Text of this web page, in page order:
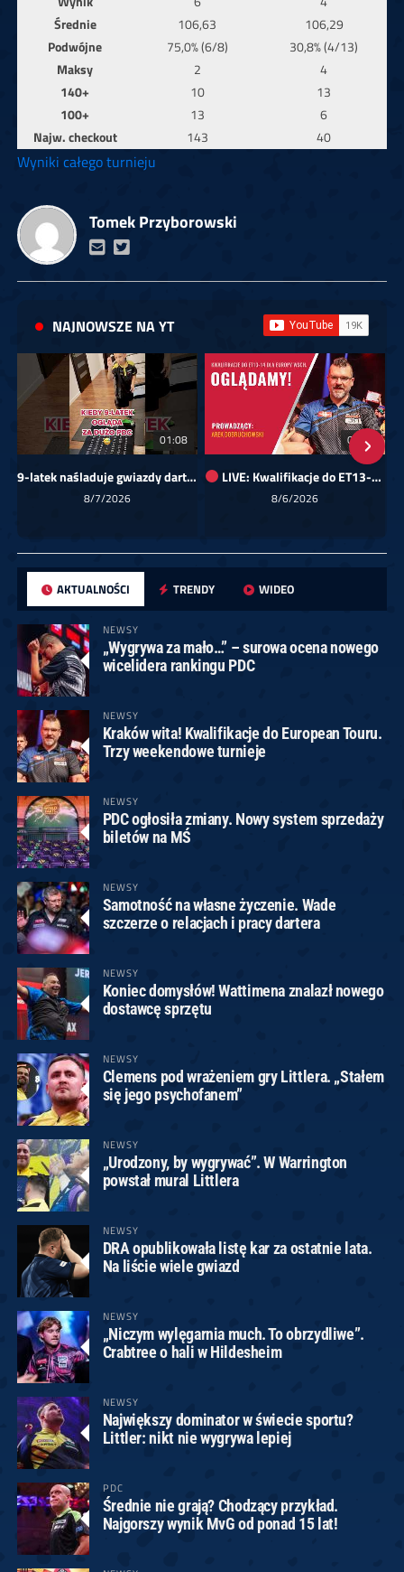
Średnie
106,63
106,29
Podwójne
75,0% (6/8)
30,8% (4/13)
Maksy
2
4
140+
10
13
100+
13
6
Najw. checkout
143 40
Wyniki całego turnieju
Tomek Przyborowski
NAJNOWSZE NA YT
01:08
9-latek naśladuje gwiazdy darta!
8/7/2026
00:00
LIVE: Kwalifikacje do ET13-14 dla Europy Wschodniej
8/6/2026
AKTUALNOŚCI TRENDY WIDEO
NEWSY
„Wygrywa za mało…” – surowa ocena nowego
wicelidera rankingu PDC
NEWSY
Kraków wita! Kwalifikacje do European Touru.
Trzy weekendowe turnieje
NEWSY
PDC ogłosiła zmiany. Nowy system sprzedaży
biletów na MŚ
NEWSY
Samotność na własne życzenie. Wade
szczerze o relacjach i pracy dartera
NEWSY
Koniec domysłów! Wattimena znalazł nowego
dostawcę sprzętu
NEWSY
Clemens pod wrażeniem gry Littlera. „Stałem
się jego psychofanem”
NEWSY
„Urodzony, by wygrywać”. W Warrington
powstał mural Littlera
NEWSY
DRA opublikowała listę kar za ostatnie lata.
Na liście wiele gwiazd
NEWSY
„Niczym wylęgarnia much. To obrzydliwe”.
Crabtree o hali w Hildesheim
NEWSY
Największy dominator w świecie sportu?
Littler: nikt nie wygrywa lepiej
PDC
Średnie nie grają? Chodzący przykład.
Najgorszy wynik MvG od ponad 15 lat!